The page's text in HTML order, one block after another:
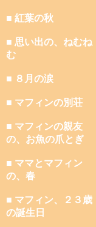
■ 紅葉の秋
■ 思い出の、ねむね
む
■ ８月の涙
■ マフィンの別荘
■ マフィンの親友
の、お魚の爪とぎ
■ ママとマフィン
の、春
■ マフィン、２３歳
の誕生日